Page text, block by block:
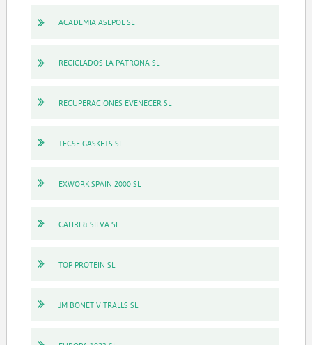
ACADEMIA ASEPOL SL
RECICLADOS LA PATRONA SL
RECUPERACIONES EVENECER SL
TECSE GASKETS SL
EXWORK SPAIN 2000 SL
CALIRI & SILVA SL
TOP PROTEIN SL
JM BONET VITRALLS SL